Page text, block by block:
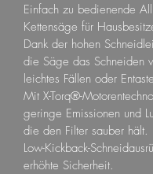
Einfach zu bedienende
Kettensäge für
Dank der hohen
die Säge das Schneiden
leichtes Fällen oder
Mit X-Torq®-
geringe Emissionen und
die den Filter sauber hält.
Low-Kickback-
erhöhte Sicherheit.